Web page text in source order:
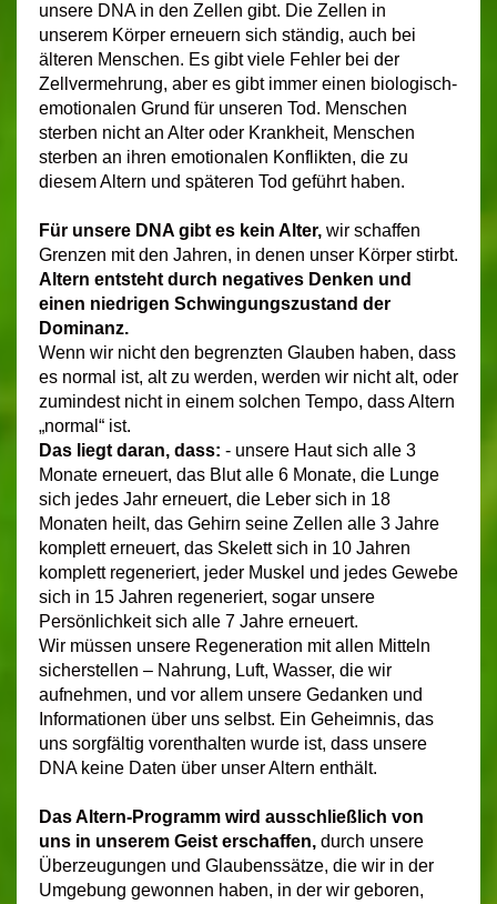
unsere DNA in den Zellen gibt. Die Zellen in
unserem Körper erneuern sich ständig, auch bei
älteren Menschen. Es gibt viele Fehler bei der
Zellvermehrung, aber es gibt immer einen biologisch-
emotionalen Grund für unseren Tod. Menschen
sterben nicht an Alter oder Krankheit, Menschen
sterben an ihren emotionalen Konflikten, die zu
diesem Altern und späteren Tod geführt haben.
Für unsere DNA gibt es kein Alter, wir schaffen
Grenzen mit den Jahren, in denen unser Körper stirbt.
Altern entsteht durch negatives Denken und
einen niedrigen Schwingungszustand der
Dominanz.
Wenn wir nicht den begrenzten Glauben haben, dass
es normal ist, alt zu werden, werden wir nicht alt, oder
zumindest nicht in einem solchen Tempo, dass Altern
„normal“ ist.
Das liegt daran, dass: - unsere Haut sich alle 3
Monate erneuert, das Blut alle 6 Monate, die Lunge
sich jedes Jahr erneuert, die Leber sich in 18
Monaten heilt, das Gehirn seine Zellen alle 3 Jahre
komplett erneuert, das Skelett sich in 10 Jahren
komplett regeneriert, jeder Muskel und jedes Gewebe
sich in 15 Jahren regeneriert, sogar unsere
Persönlichkeit sich alle 7 Jahre erneuert.
Wir müssen unsere Regeneration mit allen Mitteln
sicherstellen – Nahrung, Luft, Wasser, die wir
aufnehmen, und vor allem unsere Gedanken und
Informationen über uns selbst. Ein Geheimnis, das
uns sorgfältig vorenthalten wurde ist, dass unsere
DNA keine Daten über unser Altern enthält.
Das Altern-Programm wird ausschließlich von
uns in unserem Geist erschaffen, durch unsere
Überzeugungen und Glaubenssätze, die wir in der
Umgebung gewonnen haben, in der wir geboren,